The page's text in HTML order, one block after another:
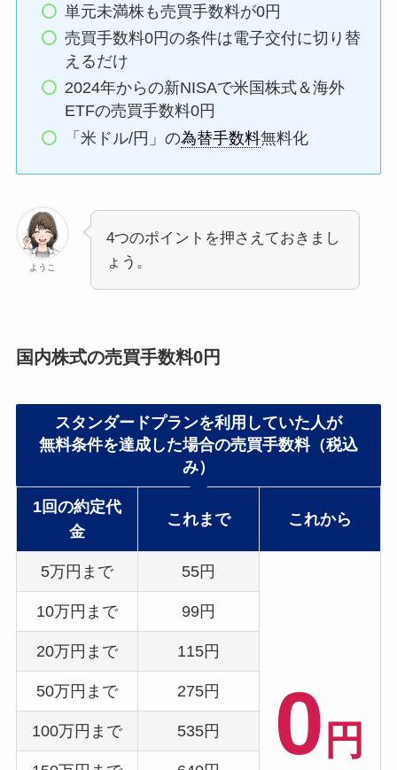
単元未満株も売買手数料が0円
売買手数料0円の条件は電子交付に切り替
えるだけ
2024年からの新NISAで米国株式＆海外
ETFの売買手数料0円
「米ドル/円」の為替手数料無料化
ようこ
4つのポイントを押さえておきまし
ょう。
国内株式の売買手数料0円
スタンダードプランを利用していた人が
無料条件を達成した場合の売買手数料（税込
み）
1回の約定代
金
これまで これから
5万円まで 55円
0 円
10万円まで 99円
20万円まで 115円
50万円まで 275円
100万円まで 535円